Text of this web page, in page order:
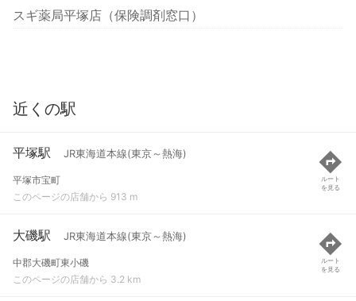
スギ薬局平塚店（保険調剤窓口）
近くの駅
平塚駅 JR東海道本線(東京～熱海)
平塚市宝町
このページの店舗から 913 m
ルート
を見る
大磯駅 JR東海道本線(東京～熱海)
中郡大磯町東小磯
このページの店舗から 3.2 km
ルート
を見る